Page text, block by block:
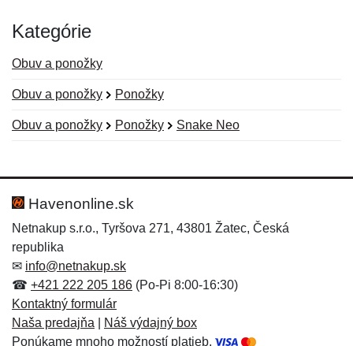
Kategórie
Obuv a ponožky
Obuv a ponožky Ponožky
Obuv a ponožky Ponožky Snake Neo
Hodnotenie:
Meno:*
E-mail:
Meno:
E-mail:*
Správa*
Havenonline.sk
Netnakup s.r.o., Tyršova 271, 43801 Žatec, Česká
republika
✉ info@netnakup.sk
☎ +421 222 205 186 (Po-Pi 8:00-16:30)
Kontaktný formulár
Naša predajňa
Náš výdajný box
Ponúkame mnoho možností platieb.